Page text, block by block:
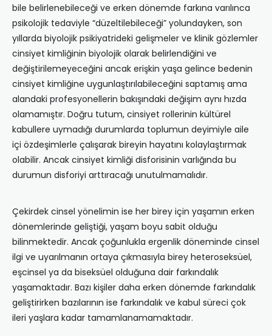
bile belirlenebileceği ve erken dönemde farkına varılınca
psikolojik tedaviyle “düzeltilebileceği” yolundayken, son
yıllarda biyolojik psikiyatrideki gelişmeler ve klinik gözlemler
cinsiyet kimliğinin biyolojik olarak belirlendiğini ve
değiştirilemeyeceğini ancak erişkin yaşa gelince bedenin
cinsiyet kimliğine uygunlaştırılabileceğini saptamış ama
alandaki profesyonellerin bakışındaki değişim aynı hızda
olamamıştır. Doğru tutum, cinsiyet rollerinin kültürel
kabullere uymadığı durumlarda toplumun deyimiyle aile
içi özdeşimlerle çalışarak bireyin hayatını kolaylaştırmak
olabilir. Ancak cinsiyet kimliği disforisinin varlığında bu
durumun disforiyi arttıracağı unutulmamalıdır.
Çekirdek cinsel yönelimin ise her birey için yaşamın erken
dönemlerinde geliştiği, yaşam boyu sabit olduğu
bilinmektedir. Ancak çoğunlukla ergenlik döneminde cinsel
ilgi ve uyarılmanın ortaya çıkmasıyla birey heteroseksüel,
eşcinsel ya da biseksüel olduğuna dair farkındalık
yaşamaktadır. Bazı kişiler daha erken dönemde farkındalık
geliştirirken bazılarının ise farkındalık ve kabul süreci çok
ileri yaşlara kadar tamamlanamamaktadır.